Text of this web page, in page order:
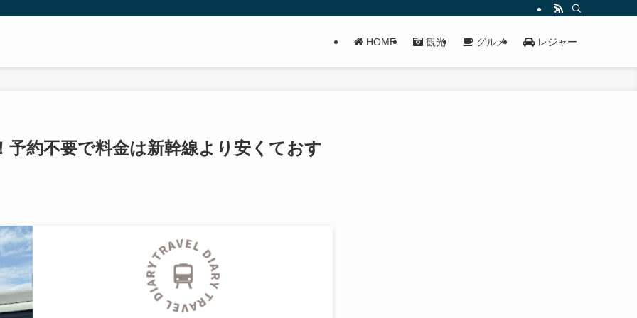
HOME 観光 グルメ レジャー
予約不要で料金は新幹線より安くておす